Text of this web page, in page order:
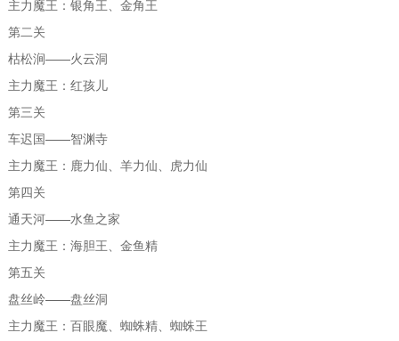
主力魔王：银角王、金角王
第二关
枯松涧——火云洞
主力魔王：红孩儿
第三关
车迟国——智渊寺
主力魔王：鹿力仙、羊力仙、虎力仙
第四关
通天河——水鱼之家
主力魔王：海胆王、金鱼精
第五关
盘丝岭——盘丝洞
主力魔王：百眼魔、蜘蛛精、蜘蛛王